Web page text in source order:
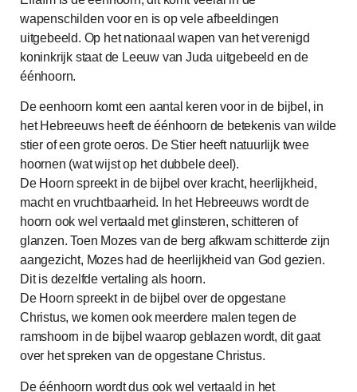
wapenschilden voor en is op vele afbeeldingen
uitgebeeld. Op het nationaal wapen van het verenigd
koninkrijk staat de Leeuw van Juda uitgebeeld en de
éénhoorn.
De eenhoorn komt een aantal keren voor in de bijbel, in
het Hebreeuws heeft de éénhoorn de betekenis van wilde
stier of een grote oeros. De Stier heeft natuurlijk twee
hoornen (wat wijst op het dubbele deel).
De Hoorn spreekt in de bijbel over kracht, heerlijkheid,
macht en vruchtbaarheid. In het Hebreeuws wordt de
hoorn ook wel vertaald met glinsteren, schitteren of
glanzen. Toen Mozes van de berg afkwam schitterde zijn
aangezicht, Mozes had de heerlijkheid van God gezien.
Dit is dezelfde vertaling als hoorn.
De Hoorn spreekt in de bijbel over de opgestane
Christus, we komen ook meerdere malen tegen de
ramshoorn in de bijbel waarop geblazen wordt, dit gaat
over het spreken van de opgestane Christus.
De éénhoorn wordt dus ook wel vertaald in het